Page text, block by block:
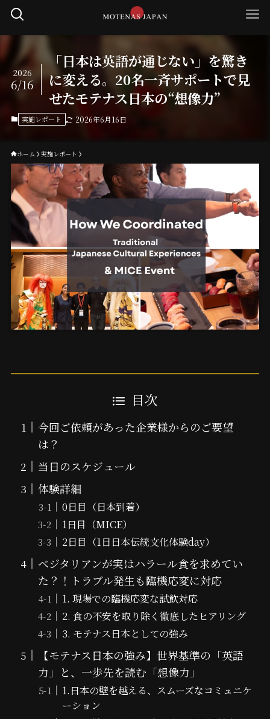
「日本は英語が通じない」を驚き
に変える。20名一斉サポートで見
せたモテナス日本の“想像力”
2026
6/16
実施レポート 2026年6月16日
ホーム 実施レポート
目次
今回ご依頼があった企業様からのご要望
は？
当日のスケジュール
体験詳細
0日目（日本到着）
1日目（MICE）
2日目（1日日本伝統文化体験day）
ベジタリアンが実はハラール食を求めてい
た？！トラブル発生も臨機応変に対応
1. 現場での臨機応変な試飲対応
2. 食の不安を取り除く徹底したヒアリング
3. モテナス日本としての強み
【モテナス日本の強み】世界基準の「英語
力」と、一歩先を読む「想像力」
1.日本の壁を越える、スムーズなコミュニケ
ーション